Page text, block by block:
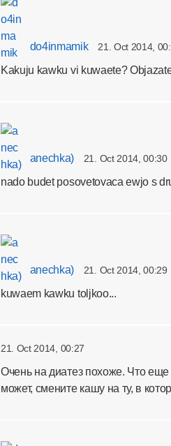
do4inmamik 21. Oct 2014,
Kakuju kawku vi kuwaete?
anechka) 21. Oct 2014, 00:30
nado budet posovetovaca ewjo s
anechka) 21. Oct 2014, 00:29
kuwaem kawku toljkoo...
21. Oct 2014, 00:27
Очень на диатез похоже. Что еще
может, смените кашу на ту, в